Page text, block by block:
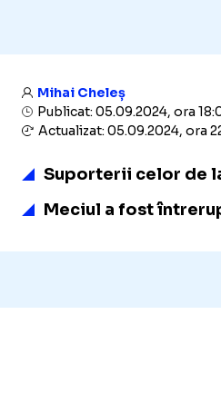
Mihai Cheleș
Publicat: 05.09.2024, ora
Actualizat: 05.09.2024, ora
Suporterii celor de
Meciul a fost